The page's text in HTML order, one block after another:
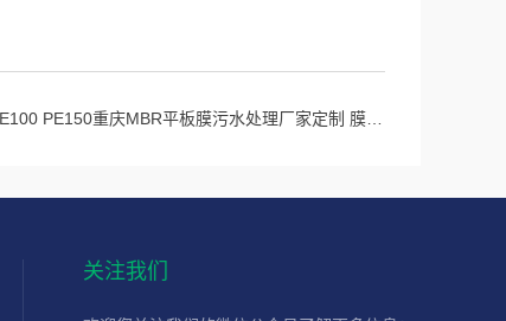
PE150重庆MBR平板膜污水处理厂家定制 膜组件
关注我们